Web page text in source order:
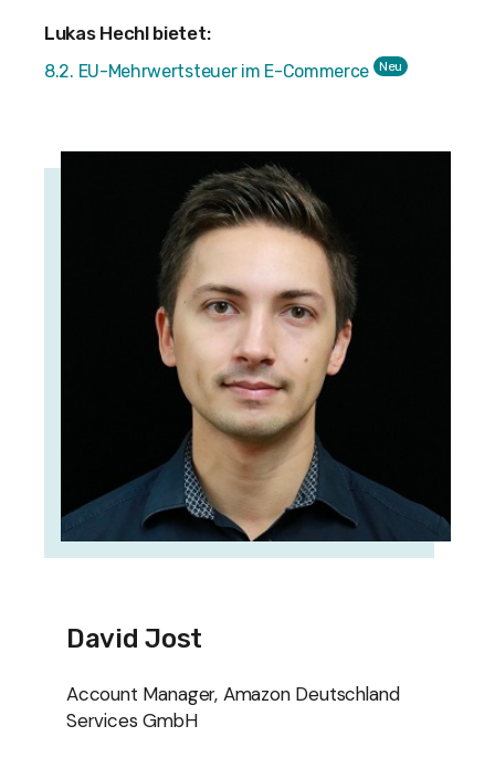
Lukas Hechl bietet:
8.2. EU-Mehrwertsteuer im E-Commerce Neu
David Jost
Account Manager, Amazon Deutschland
Services GmbH